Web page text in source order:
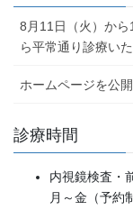
8月11日（火）か
ら平常通り診療いた
ホームページを公開
診療時間
内視鏡検査・
月～金（予約